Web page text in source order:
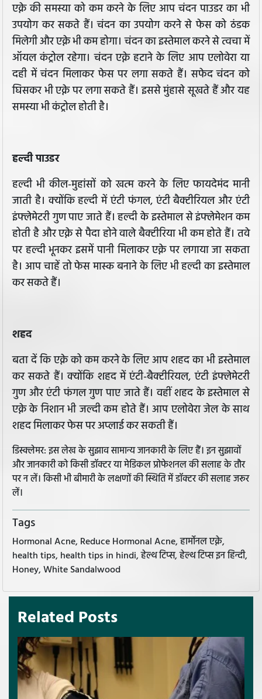
एक्ने की समस्या को कम करने के लिए आप चंदन पाउडर का भी
उपयोग कर सकते हैं। चंदन का उपयोग करने से फेस को ठंडक
मिलेगी और एक्ने भी कम होगा। चंदन का इस्तेमाल करने से त्वचा में
ऑयल कंट्रोल रहेगा। चंदन एक्ने हटाने के लिए आप एलोवेरा या
दही में चंदन मिलाकर फेस पर लगा सकते हैं। सफेद चंदन को
घिसकर भी एक्ने पर लगा सकते हैं। इससे मुंहासे सूखते हैं और यह
समस्या भी कंट्रोल होती है।
हल्दी पाउडर
हल्दी भी कील-मुहांसों को खत्म करने के लिए फायदेमंद मानी
जाती है। क्योंकि हल्दी में एंटी फंगल, एंटी बैक्टीरियल और एंटी
इंफ्लेमेटरी गुण पाए जाते हैं। हल्दी के इस्तेमाल से इंफ्लेमेशन कम
होती है और एक्ने से पैदा होने वाले बैक्टीरिया भी कम होते हैं। तवे
पर हल्दी भूनकर इसमें पानी मिलाकर एक्ने पर लगाया जा सकता
है। आप चाहें तो फेस मास्क बनाने के लिए भी हल्दी का इस्तेमाल
कर सकते हैं।
शहद
बता दें कि एक्ने को कम करने के लिए आप शहद का भी इस्तेमाल
कर सकते हैं। क्योंकि शहद में एंटी-बैक्टीरियल, एंटी इंफ्लेमेटरी
गुण और एंटी फंगल गुण पाए जाते हैं। वहीं शहद के इस्तेमाल से
एक्ने के निशान भी जल्दी कम होते हैं। आप एलोवेरा जेल के साथ
शहद मिलाकर फेस पर अप्लाई कर सकती हैं।
डिस्क्लेमर: इस लेख के सुझाव सामान्य जानकारी के लिए हैं। इन सुझावों
और जानकारी को किसी डॉक्टर या मेडिकल प्रोफेशनल की सलाह के तौर
पर न लें। किसी भी बीमारी के लक्षणों की स्थिति में डॉक्टर की सलाह जरूर
लें।
Tags
Hormonal Acne, Reduce Hormonal Acne, हार्मोनल एक्ने,
health tips, health tips in hindi, हेल्थ टिप्स, हेल्थ टिप्स इन हिन्दी,
Honey, White Sandalwood
Related Posts